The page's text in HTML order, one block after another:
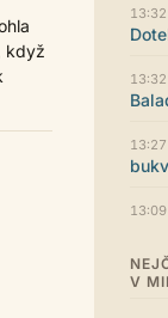
když
13:32
13:32
13:27
13:09
V